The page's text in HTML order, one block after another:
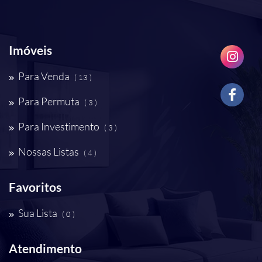
Imóveis
Para Venda ( 13 )
Para Permuta ( 3 )
Para Investimento ( 3 )
Nossas Listas ( 4 )
Favoritos
Sua Lista ( 0 )
Atendimento